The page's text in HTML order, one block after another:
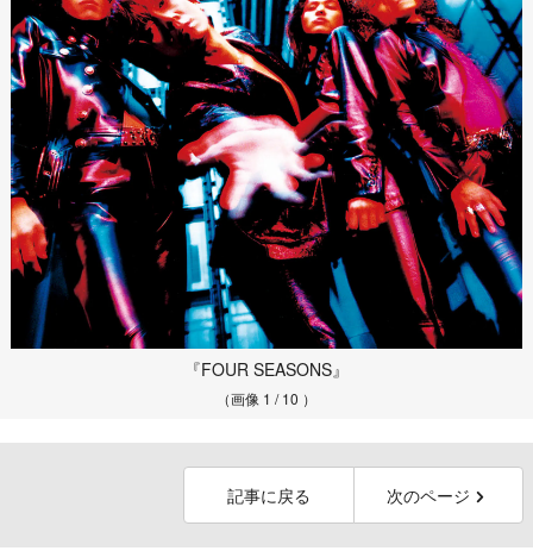
『FOUR SEASONS』
（画像 1 / 10 ）
記事に戻る 次のページ